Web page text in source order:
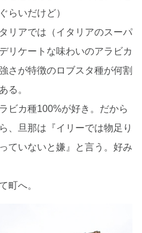
らいだけど）
リアでは（イタリアのスーパ
リケートな味わいのアラビカ
さが特徴のロブスタ種が何割
る。
ビカ種100%が好き。だから
、旦那は『イリーでは物足り
ていないと嫌』と言う。好み
町へ。